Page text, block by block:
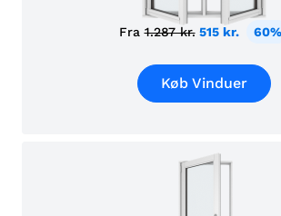
Fra 1.287 kr. 515 kr. 60%
Køb Vinduer